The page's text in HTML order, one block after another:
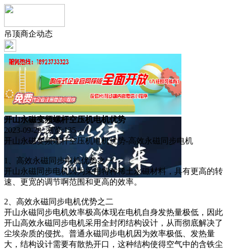
吊顶商企动态
开山永磁变频螺杆空压机电机优势
2023-09-29 浏览:135
开山永磁变频螺杆空压机电机优势-高效永磁同步电机
1、高效永磁同步电机优势之一
开山永磁同步电机因为采用特种稀土永磁材料，具有更高的转
速、更宽的调节啊范围和更高的效率。
2、高效永磁同步电机优势之二
开山永磁同步电机效率极高体现在电机自身发热量极低，因此
开山高效永磁同步电机采用全封闭结构设计，从而彻底解决了
尘埃杂质的侵扰。普通永磁同步电机因为效率极低、发热量
大，结构设计需要有散热开口，这种结构使得空气中的含铁尘